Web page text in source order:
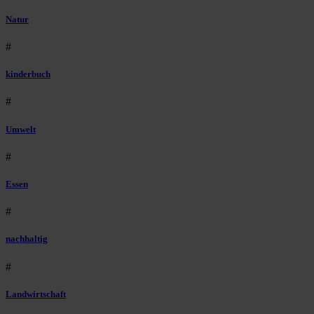
Natur
#
kinderbuch
#
Umwelt
#
Essen
#
nachhaltig
#
Landwirtschaft